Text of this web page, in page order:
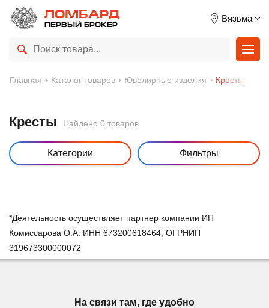
ЛОМБАРД
ПЕРВЫЙ БРОКЕР
Вязьма
Главная Каталог товаров Ювелирные изделия Кресты
Кресты Найдено 0 товаров
Категории Фильтры
*Деятельность осуществляет партнер компании ИП
Комиссарова О.А. ИНН 673200618464, ОГРНИП
319673300000072
На связи там, где удобно